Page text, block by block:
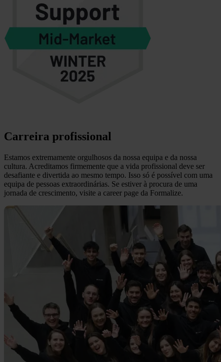
Carreira profissional
Estamos extremamente orgulhosos da nossa equipa e da nossa
cultura. Acreditamos firmemente que a vida profissional deve ser
desafiante e divertida ao mesmo tempo. Isso só é possível com uma
equipa de pessoas extraordinárias. Se estiver à procura de uma
jornada de crescimento, visite a career page da Formalize.